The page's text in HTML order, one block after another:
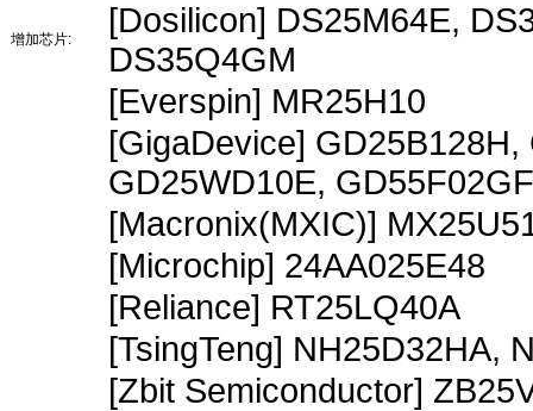
增加芯片:
[Dosilicon] DS25M64E,
DS35Q4GM
[Everspin] MR25H10
[GigaDevice]
GD25WD10E, GD55F02GF
[Macronix(MXIC)]
[Microchip] 24AA025E48
[Reliance] RT25LQ40A
[TsingTeng] NH25D32HA,
[Zbit Semiconductor]